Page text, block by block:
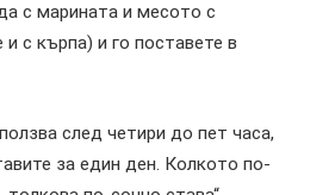
с марината и месото с
с кърпа) и го поставете в
след четири до пет часа,
за един ден. Колкото по-